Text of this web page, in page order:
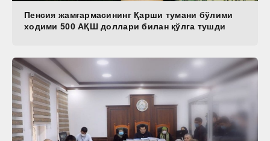
Пенсия жамғармасининг Қарши тумани бўлими
ходими 500 АҚШ доллари билан қўлга тушди